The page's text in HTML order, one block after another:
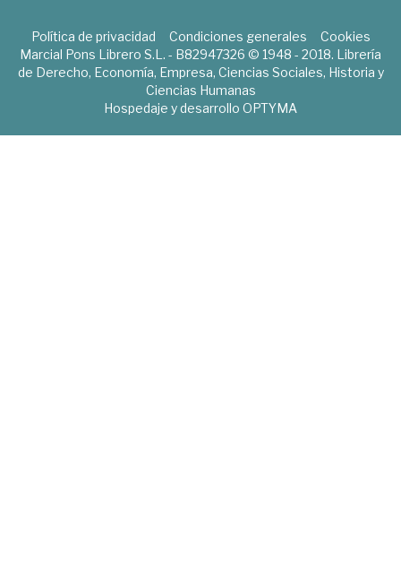
Política de privacidad Condiciones generales
Cookies
Marcial Pons Librero S.L. - B82947326 © 1948 - 2018. Librería
de Derecho, Economía, Empresa, Ciencias Sociales, Historia y
Ciencias Humanas
Hospedaje y desarrollo OPTYMA